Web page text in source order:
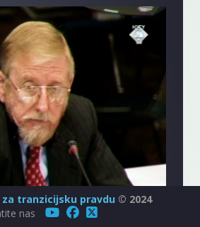
za tranzicijsku pravdu © 2024
nas